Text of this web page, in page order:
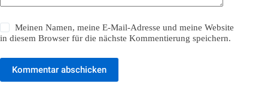
Meinen Namen, meine E-Mail-Adresse und meine Website
in diesem Browser für die nächste Kommentierung speichern.
Kommentar abschicken